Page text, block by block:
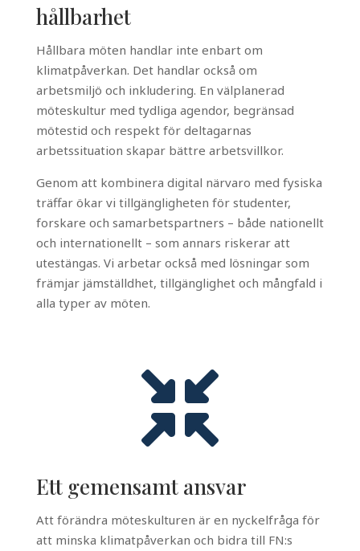
hållbarhet
Hållbara möten handlar inte enbart om
klimatpåverkan. Det handlar också om
arbetsmiljö och inkludering. En välplanerad
möteskultur med tydliga agendor, begränsad
mötestid och respekt för deltagarnas
arbetssituation skapar bättre arbetsvillkor.
Genom att kombinera digital närvaro med fysiska
träffar ökar vi tillgängligheten för studenter,
forskare och samarbetspartners – både nationellt
och internationellt – som annars riskerar att
utestängas. Vi arbetar också med lösningar som
främjar jämställdhet, tillgänglighet och mångfald i
alla typer av möten.

Ett gemensamt ansvar
Att förändra möteskulturen är en nyckelfråga för
att minska klimatpåverkan och bidra till FN:s